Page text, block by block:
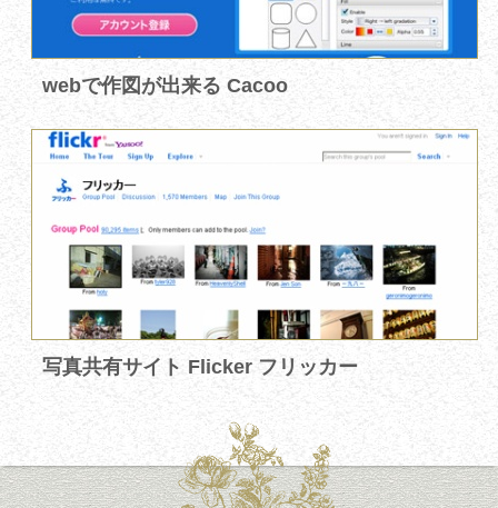
webで作図が出来る Cacoo
写真共有サイト Flicker フリッカー